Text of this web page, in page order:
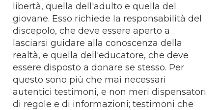
libertà, quella dell'adulto e quella del
giovane. Esso richiede la responsabilità del
discepolo, che deve essere aperto a
lasciarsi guidare alla conoscenza della
realtà, e quella dell'educatore, che deve
essere disposto a donare se stesso. Per
questo sono più che mai necessari
autentici testimoni, e non meri dispensatori
di regole e di informazioni; testimoni che